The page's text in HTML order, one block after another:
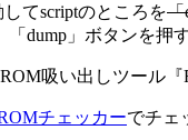
してscriptのところを「
dump」ボタンを押
チェッカーでチェ